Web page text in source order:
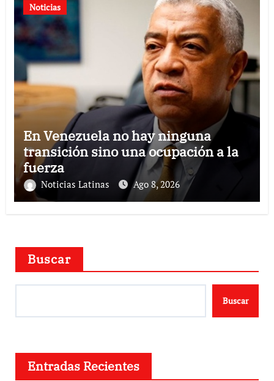
Noticias
En Venezuela no hay ninguna
transición sino una ocupación a la
fuerza
Noticias Latinas Ago 8, 2026
Buscar
Buscar
Entradas Recientes